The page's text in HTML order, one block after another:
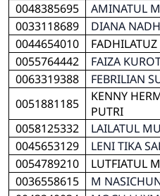
0048385695
AMINATUL
0033118689
DIANA
0044654010
0055764442
FAIZA
0063319388
FEBRILIAN
0051881185
KENNY
PUTRI
0058125332
LAILATUL
0045653129
LENI TIKA
0054789210
LUTFIATUL
0036558615
M